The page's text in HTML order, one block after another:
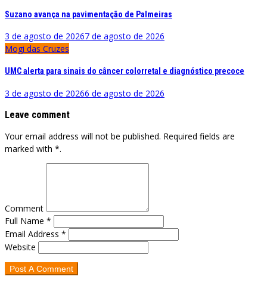
Suzano avança na pavimentação de Palmeiras
3 de agosto de 20267 de agosto de 2026
Mogi das Cruzes
UMC alerta para sinais do câncer colorretal e diagnóstico precoce
3 de agosto de 20266 de agosto de 2026
Leave comment
Your email address will not be published. Required fields are
marked with *.
Comment
Full Name *
Email Address *
Website